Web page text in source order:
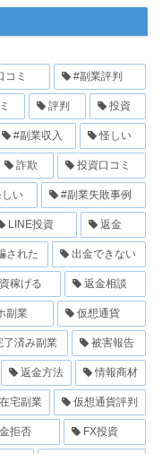
コミ #副業評判
評判 投資
#副業収入 怪しい
詐欺 投資口コミ
い #副業失敗事例
LINE投資 返金
された 出金できない
稼げる 返金相談
副業 仮想通貨
済み副業 被害報告
返金方法 情報商材
在宅副業 仮想通貨評判
拒否 FX投資